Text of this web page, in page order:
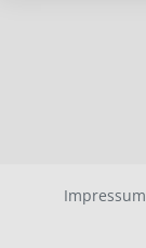
Impressum